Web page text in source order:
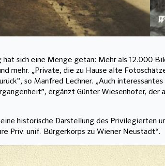
hat sich eine Menge getan: Mehr als 12.000
mehr. „Private, die zu Hause alte
so Manfred Lechner. „Auch
ergänzt Günter Wiesenhofer,
historische Darstellung des
Priv. unif. Bürgerkorps zu Wiener Neustadt“.